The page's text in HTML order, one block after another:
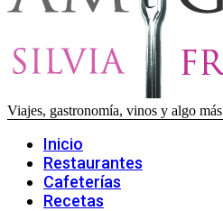
Viajes, gastronomía, vinos y algo más
Inicio
Restaurantes
Cafeterías
Recetas